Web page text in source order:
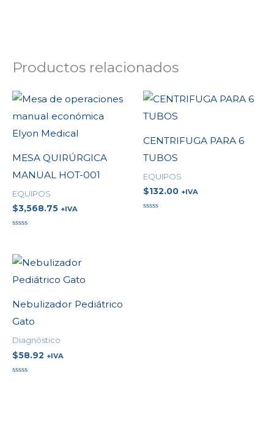
Productos relacionados
MESA QUIRÚRGICA
MANUAL HOT-001
EQUIPOS
$3,568.75 +IVA
de
5
CENTRIFUGA PARA 6
TUBOS
EQUIPOS
$132.00 +IVA
Nebulizador Pediátrico
Gato
Diagnóstico
$58.92 +IVA